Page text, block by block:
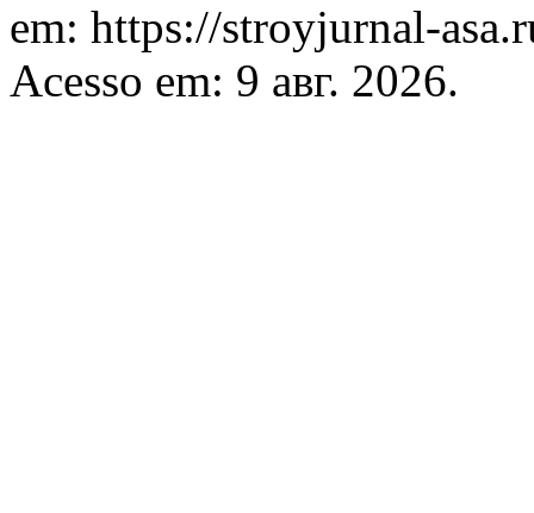
em: https://stroyjurnal-
Acesso em: 9 авг. 2026.